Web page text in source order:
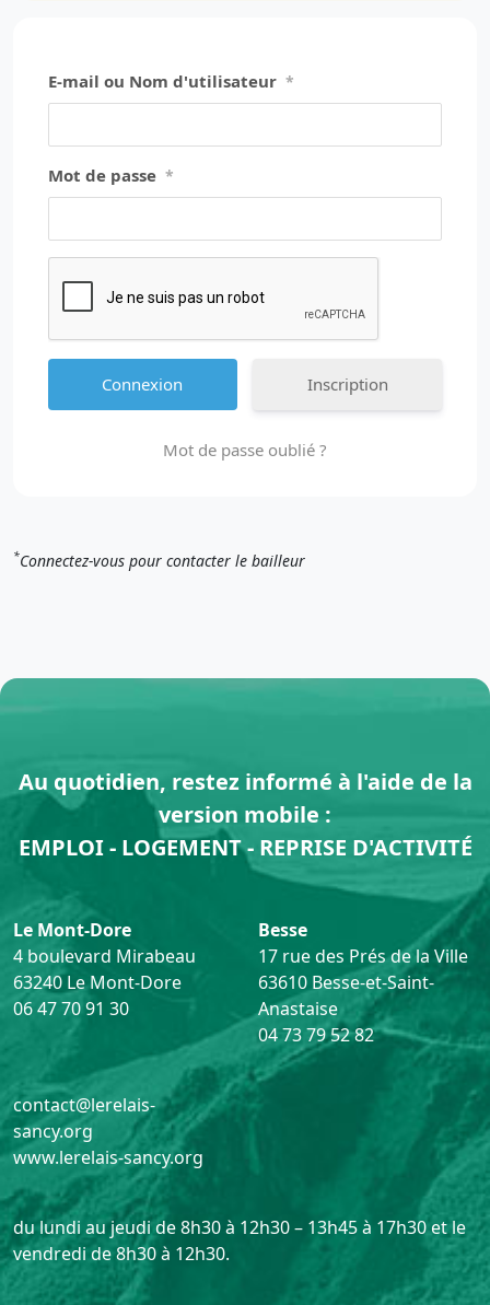
E-mail ou Nom d'utilisateur *
Mot de passe *
Inscription
Mot de passe oublié ?
*Connectez-vous pour contacter le bailleur
Au quotidien, restez informé à l'aide de la
version mobile :
EMPLOI - LOGEMENT - REPRISE D'ACTIVITÉ
Le Mont-Dore
4 boulevard Mirabeau
63240 Le Mont-Dore
06 47 70 91 30
Besse
17 rue des Prés de la Ville
63610 Besse-et-Saint-
Anastaise
04 73 79 52 82
contact@lerelais-
sancy.org
www.lerelais-sancy.org
du lundi au jeudi de 8h30 à 12h30 – 13h45 à 17h30 et le
vendredi de 8h30 à 12h30.